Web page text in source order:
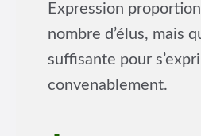
Expression
nombre d’élus, mais
suffisante pour
convenablement.